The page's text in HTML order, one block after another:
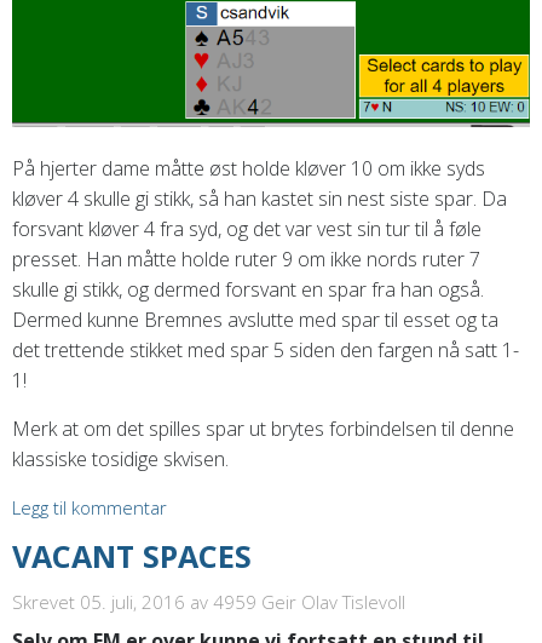
På hjerter dame måtte øst holde kløver 10 om ikke syds
kløver 4 skulle gi stikk, så han kastet sin nest siste spar. Da
forsvant kløver 4 fra syd, og det var vest sin tur til å føle
presset. Han måtte holde ruter 9 om ikke nords ruter 7
skulle gi stikk, og dermed forsvant en spar fra han også.
Dermed kunne Bremnes avslutte med spar til esset og ta
det trettende stikket med spar 5 siden den fargen nå satt 1-
1!
Merk at om det spilles spar ut brytes forbindelsen til denne
klassiske tosidige skvisen.
Legg til kommentar
VACANT SPACES
Skrevet 05. juli, 2016 av 4959 Geir Olav Tislevoll